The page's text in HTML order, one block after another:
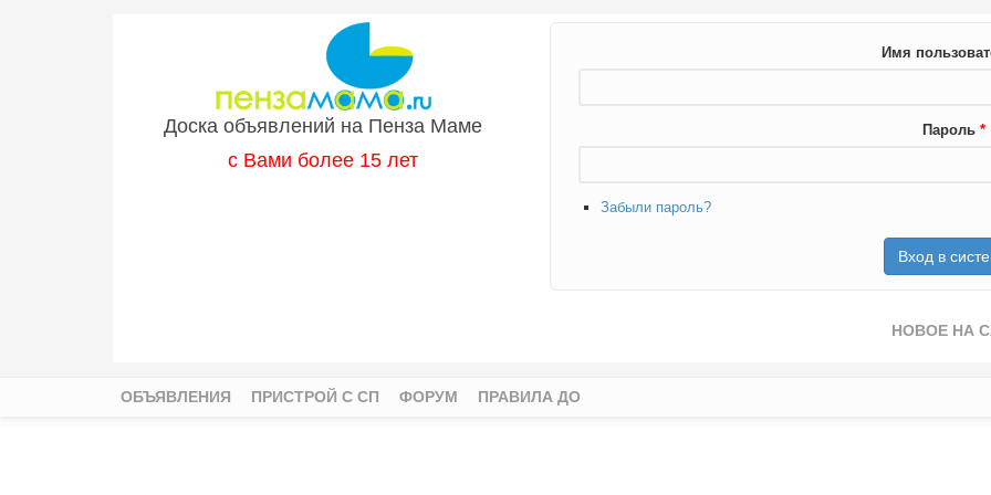
Доска объявлений на Пенза Маме
с Вами более 15 лет
Имя
Пароль *
Забыли пароль?
НОВОЕ НА
ОБЪЯВЛЕНИЯ ПРИСТРОЙ С СП ФОРУМ ПРАВИЛА ДО